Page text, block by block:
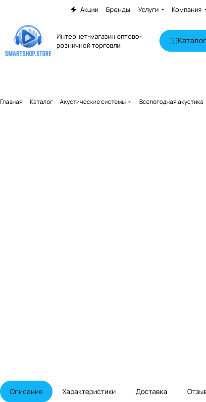
Акции Бренды Услуги Компания
Интернет-магазин оптово-
розничной торговли
Каталог
Главная Каталог Акустические системы Всепогодная акустика
Описание Характеристики Доставка